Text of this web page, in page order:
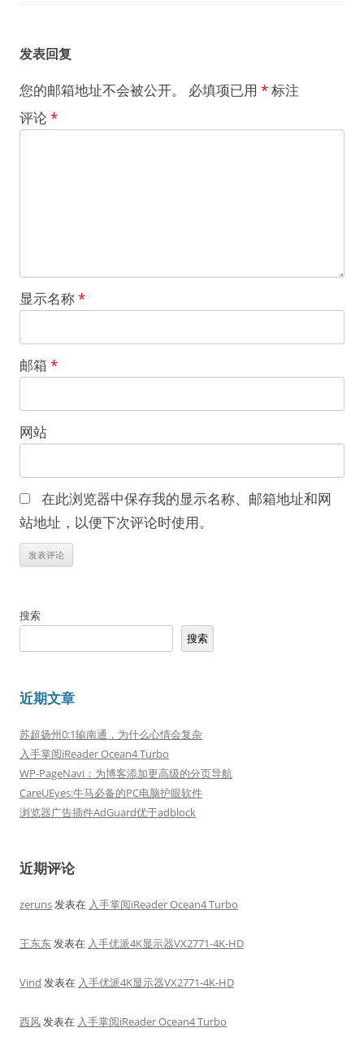
发表回复
您的邮箱地址不会被公开。 必填项已用 *标注
评论 *
显示名称*
邮箱 *
网站
在此浏览器中保存我的显示名称、邮箱地址和网
站地址，以便下次评论时使用。
搜索
搜索
近期文章
苏超扬州0:1输南通，为什么心情会复杂
入手掌阅iReader Ocean4 Turbo
WP-PageNavi：为博客添加更高级的分页导航
CareUEyes:牛马必备的PC电脑护眼软件
浏览器广告插件AdGuard优于adblock
近期评论
zeruns发表在 入手掌阅iReader Ocean4 Turbo
王东东发表在 入手优派4K显示器VX2771-4K-HD
Vind 发表在 入手优派4K显示器VX2771-4K-HD
西风发表在 入手掌阅iReader Ocean4 Turbo